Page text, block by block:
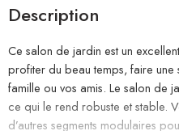
Description
Ce salon de jardin est un
profiter du beau temps, faire une
famille ou vos amis. Le salon de
ce qui le rend robuste et stable.
d’autres segments modulaires